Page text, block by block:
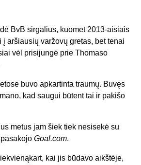
BvB sirgalius, kuomet 2013-aisiais
į aršiausių varžovų gretas, bet tenai
vėl prisijungė prie Thomaso
buvo apkartinta traumų. Buvęs
kad saugui būtent tai ir pakišo
metus jam šiek tiek nesisekė su
Goal.com.
kai jis būdavo aikštėje,